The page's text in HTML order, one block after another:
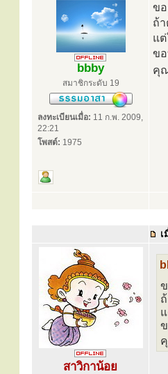
bbby
สมาชิกระดับ 19
ลงทะเบียนเมื่อ: 11 ก.พ. 2009,
22:21
โพสต์: 1975
ข
ถ้
แ
ข
คุ
เ
สาวิกาน้อย